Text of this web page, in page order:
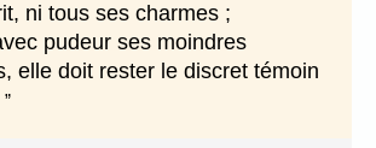
ni tous ses charmes ;
pudeur ses moindres
elle doit rester le discret témoin